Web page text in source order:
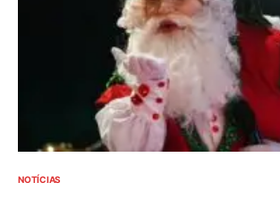
NOTÍCIAS